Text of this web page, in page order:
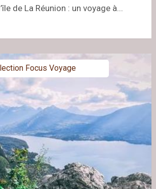
de La Réunion : un voyage à...
Focus Voyage